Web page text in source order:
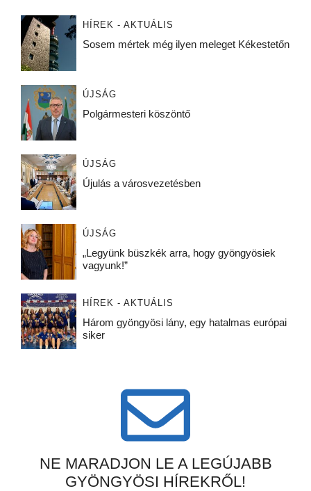
HÍREK - AKTUÁLIS
Sosem mértek még ilyen meleget Kékestetőn
ÚJSÁG
Polgármesteri köszöntő
ÚJSÁG
Újulás a városvezetésben
ÚJSÁG
„Legyünk büszkék arra, hogy gyöngyösiek
vagyunk!”
HÍREK - AKTUÁLIS
Három gyöngyösi lány, egy hatalmas európai
siker
NE MARADJON LE A LEGÚJABB
GYÖNGYÖSI HÍREKRŐL!